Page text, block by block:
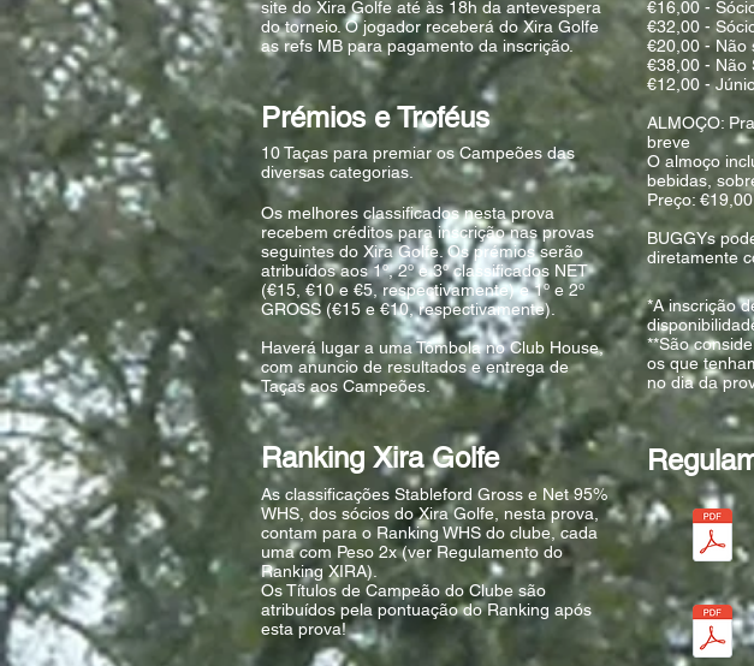
site do Xira Golfe até às 18h da antevespera
do torneio. O jogador receberá do Xira Golfe
as refs MB para pagamento da inscrição.
Prémios e Troféus
10 Taças para premiar os Campeões das
diversas categorias.
Os melhores classificados nesta prova
recebem créditos para inscrição nas provas
seguintes do Xira Golfe. Os prémios serão
atribuídos aos 1º, 2º e 3º classificados NET
(€15, €10 e €5, respectivamente) e 1º e 2º
GROSS (€15 e €10, respectivamente).
Haverá lugar a uma Tômbola no Club House,
com anuncio de resultados e entrega de
Taças aos Campeões.
Ranking Xira Golfe
As classificações Stableford Gross e Net 95%
WHS, dos sócios do Xira Golfe, nesta prova,
contam para o Ranking WHS do clube, cada
uma com Peso 2x (ver Regulamento do
Ranking XIRA).
Os Títulos de Campeão do Clube são
atribuídos pela pontuação do Ranking após
esta prova!
€16,00 -
€32,00 -
€20,00 - Não
€38,00 - Não
€12,00 -
ALMOÇO:
breve
O almoço
bebidas,
Preço: €19,00
BUGGYs
diretamente
*A inscrição
**São
os que
no dia da